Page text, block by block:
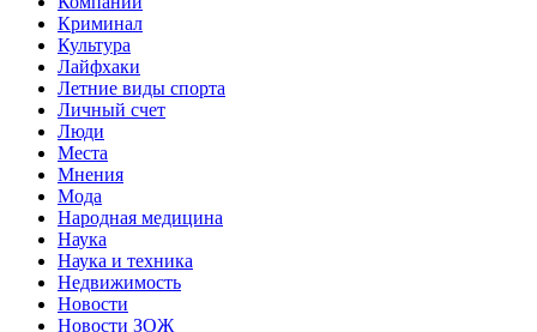
Криминал
Культура
Лайфхаки
Летние виды спорта
Личный счет
Люди
Места
Мнения
Мода
Народная медицина
Наука
Наука и техника
Недвижимость
Новости
Новости ЗОЖ